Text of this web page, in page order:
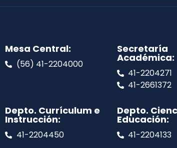
Mesa Central:
(56) 41-2204000
Secretaría
Académica:
41-2204271
41-2661372
Depto. Currículum e
Instrucción:
41-2204450
Depto.
Educación:
41-2204133